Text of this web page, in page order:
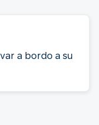
a bordo a su